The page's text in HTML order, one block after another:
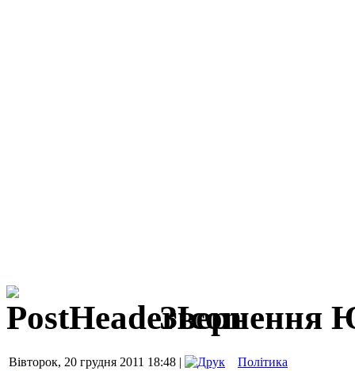
Звернення
Вівторок, 20 грудня 2011 18:48 | Політика